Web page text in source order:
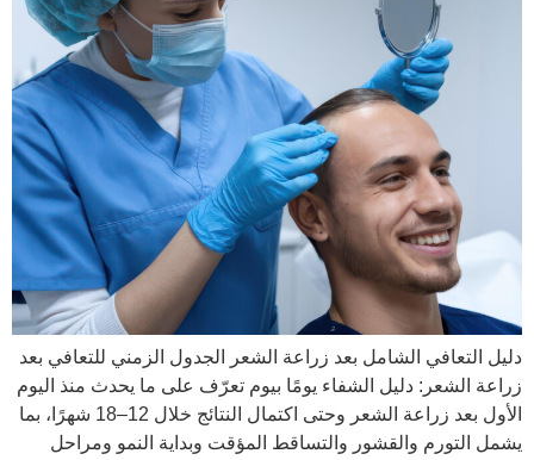
دليل التعافي الشامل بعد زراعة الشعر الجدول الزمني للتعافي بعد
زراعة الشعر: دليل الشفاء يومًا بيوم تعرّف على ما يحدث منذ اليوم
الأول بعد زراعة الشعر وحتى اكتمال النتائج خلال 12–18 شهرًا، بما
يشمل التورم والقشور والتساقط المؤقت وبداية النمو ومراحل